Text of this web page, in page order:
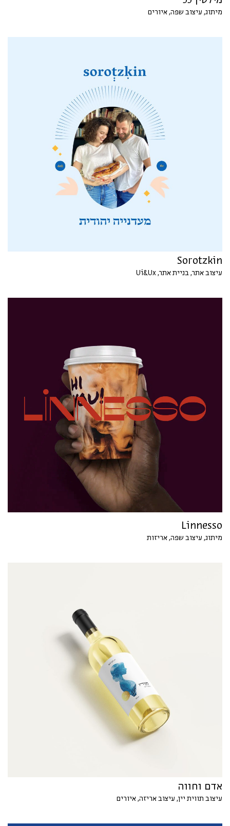
מיתוג, עיצוב שפה, איורים
Sorotzkin
עיצוב אתר, בניית אתר, Ui&Ux
Linnesso
מיתוג, עיצוב שפה, אריזות
אדם וחווה
עיצוב תווית יין, עיצוב אריזה, איורים